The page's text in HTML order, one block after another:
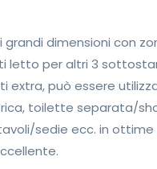
grandi dimensioni con
letto per altri 3
extra, può essere
toilette separata/
sedie ecc. in ottime